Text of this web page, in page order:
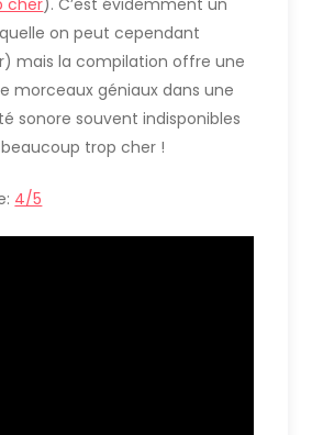
cher). C’est évidemment un
on peut cependant
mais la compilation offre une
morceaux géniaux dans une
sonore souvent indisponibles
trop cher !
4/5